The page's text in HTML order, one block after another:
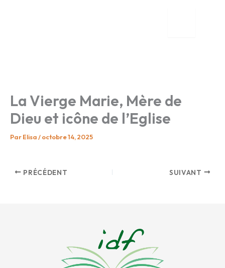
La Vierge Marie, Mère de
Dieu et icône de l’Eglise
ParElisa /octobre 14, 2025
PRÉCÉDENT SUIVANT